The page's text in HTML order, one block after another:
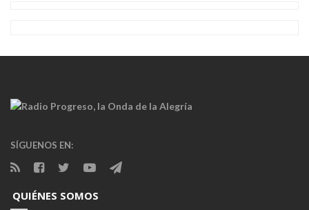
SÍGUENOS EN:
QUIÉNES SOMOS